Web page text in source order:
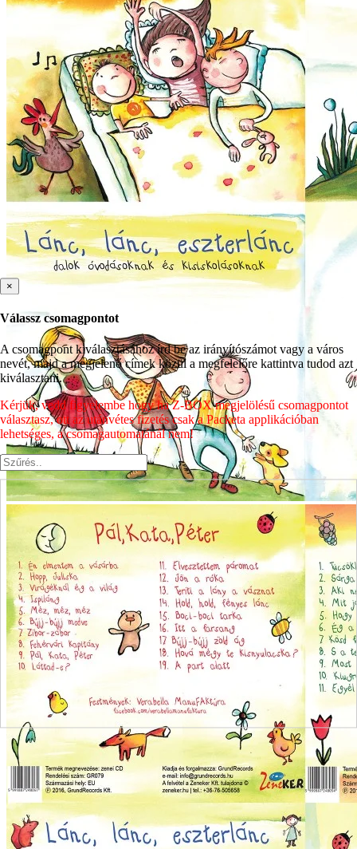
×
Válassz csomagpontot
A csomagpont kiválasztásához írd be az irányítószámot vagy a város
nevét, majd a megjelenő címek közül a megfelelőre kattintva tudod azt
kiválasztani.
Kérjük, vedd figyelembe hogy ha Z-BOX megjelölésű csomagpontot
választasz, ott az utánvétes fizetés csak a Packeta applikációban
lehetséges, a csomagautomatánál nem!